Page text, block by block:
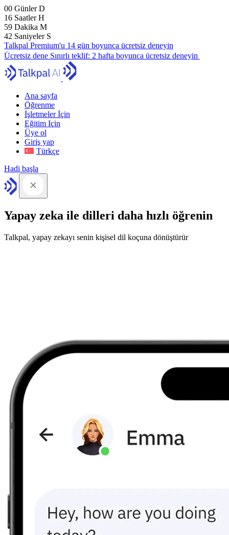
00 GünlerD
16 SaatlerH
59 Dakika M
42 Saniyeler S
Talkpal Premium'u 14 gün boyunca ücretsiz deneyin
Ücretsiz dene Sınırlı teklif: 2 hafta boyunca ücretsiz deneyin
Ana sayfa
Öğrenme
İşletmeler İçin
Eğitim Için
Üye ol
Giriş yap
Türkçe
Hadi başla
Yapay zeka ile dilleri daha hızlı öğrenin
Talkpal, yapay zekayı senin kişisel dil koçuna dönüştürür